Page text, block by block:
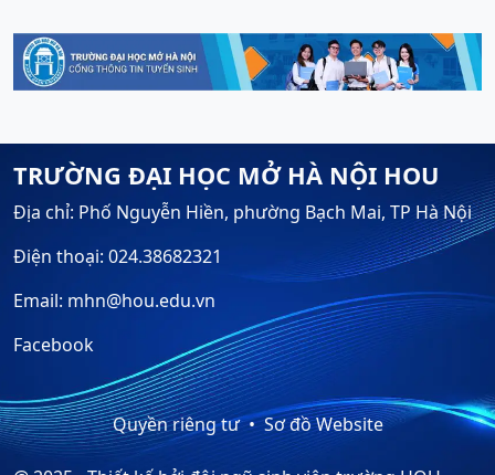
TRƯỜNG ĐẠI HỌC MỞ HÀ NỘI HOU
Địa chỉ: Phố Nguyễn Hiền, phường Bạch Mai, TP Hà Nội
Điện thoại: 024.38682321
Email: mhn@hou.edu.vn
Facebook
Quyền riêng tư Sơ đồ Website